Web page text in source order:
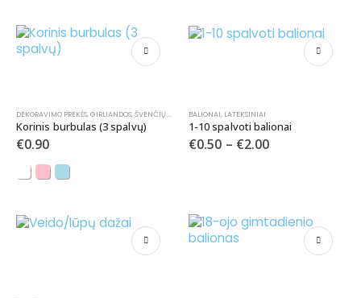
DEKORAVIMO PREKĖS, GIRLIANDOS, ŠVENČIŲ ATRIBUTIKA
Korinis burbulas (3 spalvų)
€0.90
BALIONAI, LATEKSINIAI
1-10 spalvoti balionai
€0.50 – €2.00